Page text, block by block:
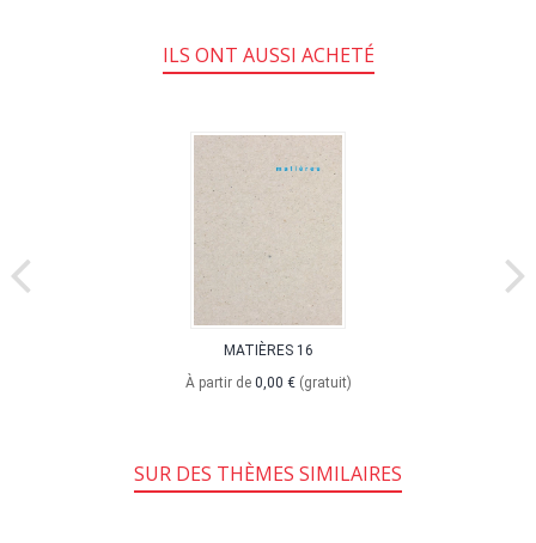
ILS ONT AUSSI ACHETÉ
MATIÈRES 16
À partir de 0,00 € (gratuit)
SUR DES THÈMES SIMILAIRES